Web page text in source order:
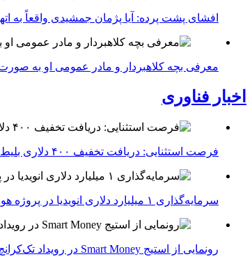
افشای پشت پرده: آیا پژمان جمشیدی واقعاً به
معرفی بچه کلاهبردار و مادر عمومی او به
اخبار فناوری
فرصت استثنایی: دریافت تخفیف ۴۰۰ دلاری بلیط کنفرانس تک‌کرانچ دیسراپت ۲۰۲۶
سرمایه‌گذاری ۱ میلیارد دلاری انویدیا در پروژه هوش مصنوعی ناور
رونمایی از استیج Smart Money در رویداد تک‌کرانچ دیسراپ ۲۰۲۶؛ بررسی آینده فین‌تک، پرداخت‌ ها و هوش مصنوعی